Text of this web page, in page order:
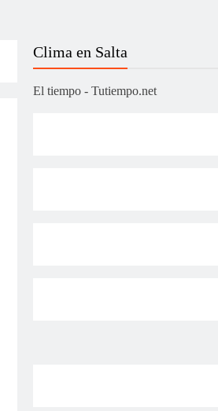
Clima en Salta
El tiempo - Tutiempo.net